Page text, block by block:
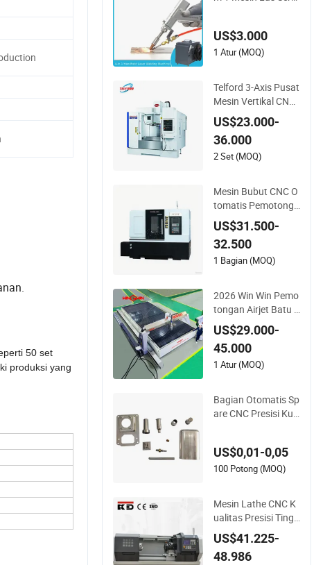
50 set
produksi yang
US$3.000
1 Atur (MOQ)
Telford 3-Axis Pusat
Mesin Vertikal CNC
Rtcm-850 Vmc850
Mesin CNC Mesin V
mc Alat Mesin Pusa
t Penggilingan untu
US$23.000-
36.000
2 Set (MOQ)
Mesin Bubut CNC O
tomatis Pemotonga
n Logam Mesin Pe
mbubutan Penggilin
gan
US$31.500-
32.500
1 Bagian (MOQ)
2026 Win Win Pemo
tongan Airjet Batu U
bin Baja Kaca 5 Mes
in Pemotongan Airje
t CNC Sumbu untuk
Granit Marmer
US$29.000-
45.000
1 Atur (MOQ)
Bagian Otomatis Sp
are CNC Presisi Kus
Alat CNC Pemesina
n Penggilingan dan
US$0,01-0,05
100 Potong (MOQ)
Mesin Lathe CNC K
ualitas Presisi Tingg
i yang Disesuaikan
CE Ck6166
US$41.225-
48.986